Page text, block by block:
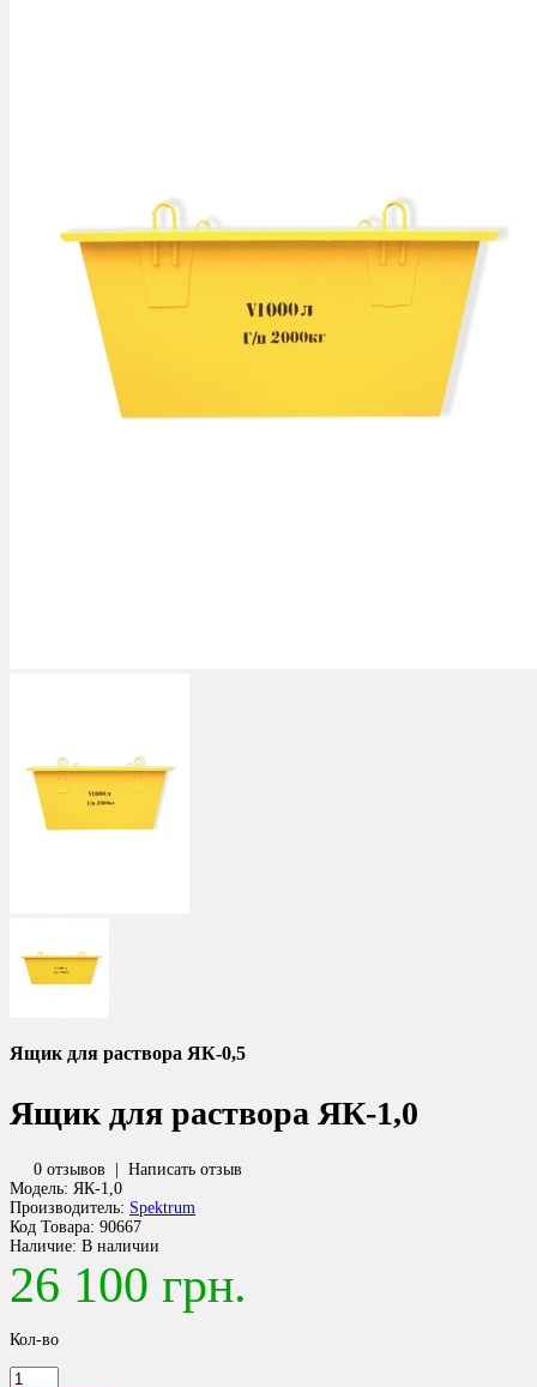
Ящик для раствора ЯК-0,5
Ящик для раствора ЯК-1,0
0 отзывов
Написать отзыв
Модель: ЯК-1,0
Производитель: Spektrum
Код Товара: 90667
Наличие: В наличии
26 100 грн.
Кол-во